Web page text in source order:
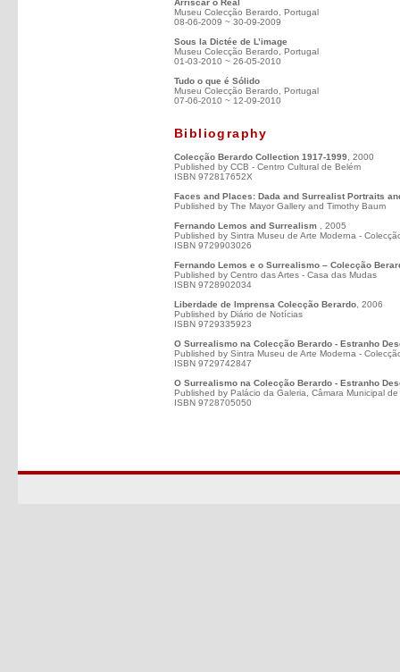
Arriscar o Real
Museu Colecção Berardo, Portugal
08-06-2009 ~ 30-09-2009
Sous la Dictée de L’image
Museu Colecção Berardo, Portugal
01-03-2010 ~ 26-05-2010
Tudo o que é Sólido
Museu Colecção Berardo, Portugal
07-06-2010 ~ 12-09-2010
Bibliography
Colecção Berardo Collection 1917-1999 , 2000
Published by CCB - Centro Cultural de Belém
ISBN 972817652X
Faces and Places: Dada and Surrealist Portraits
Published by The Mayor Gallery and Timothy Baum
Fernando Lemos and Surrealism
, 2005
Published by Sintra Museu de Arte Moderna -
ISBN 9729903026
Fernando Lemos e o Surrealismo – Colecção
Published by Centro das Artes - Casa das Mudas
ISBN 9728902034
Liberdade de Imprensa Colecção Berardo , 2006
Published by Diário de Notícias
ISBN 9729335923
O Surrealismo na Colecção Berardo - Estranho
Published by Sintra Museu de Arte Moderna -
ISBN 9729742847
O Surrealismo na Colecção Berardo - Estranho
Published by Palácio da Galeria, Câmara Municipal de
ISBN 9728705050